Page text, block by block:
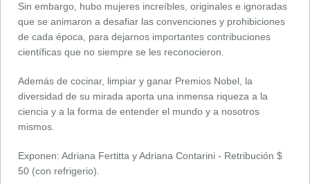
Sin embargo, hubo mujeres increíbles, originales e ignoradas
que se animaron a desafiar las convenciones y prohibiciones
de cada época, para dejarnos importantes contribuciones
científicas que no siempre se les reconocieron.
Además de cocinar, limpiar y ganar Premios Nobel, la
diversidad de su mirada aporta una inmensa riqueza a la
ciencia y a la forma de entender el mundo y a nosotros
mismos.
Exponen: Adriana Fertitta y Adriana Contarini - Retribución $
50 (con refrigerio).